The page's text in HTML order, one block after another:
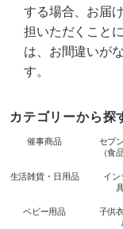
する場合、お届
担いただくこと
は、お間違いが
す。
カテゴリーから探
催事商品
セブ
（食
生活雑貨・日用品
イン
ベビー用品
子供